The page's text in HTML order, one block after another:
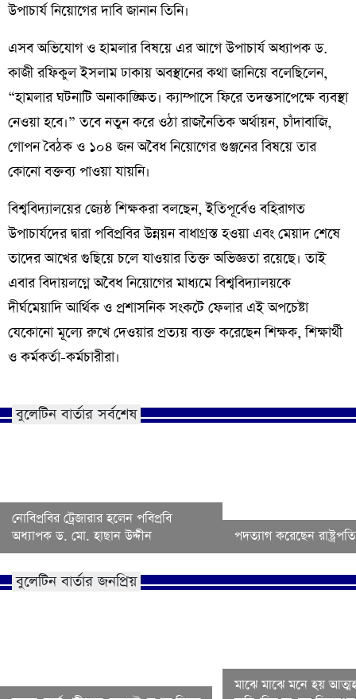
উপাচার্য নিয়োগের দাবি জানান তিনি।
​এসব অভিযোগ ও হামলার বিষয়ে এর আগে উপাচার্য অধ্যাপক ড.
কাজী রফিকুল ইসলাম ঢাকায় অবস্থানের কথা জানিয়ে বলেছিলেন,
“হামলার ঘটনাটি অনাকাঙ্ক্ষিত। ক্যাম্পাসে ফিরে তদন্তসাপেক্ষে ব্যবস্থা
নেওয়া হবে।” তবে নতুন করে ওঠা রাজনৈতিক অর্থায়ন, চাঁদাবাজি,
গোপন বৈঠক ও ১০৪ জন অবৈধ নিয়োগের গুঞ্জনের বিষয়ে তার
কোনো বক্তব্য পাওয়া যায়নি।
​বিশ্ববিদ্যালয়ের জ্যেষ্ঠ শিক্ষকরা বলছেন, ইতিপূর্বেও বহিরাগত
উপাচার্যদের দ্বারা পবিপ্রবির উন্নয়ন বাধাগ্রস্ত হওয়া এবং মেয়াদ শেষে
তাদের আখের গুছিয়ে চলে যাওয়ার তিক্ত অভিজ্ঞতা রয়েছে। তাই
এবার বিদায়লগ্নে অবৈধ নিয়োগের মাধ্যমে বিশ্ববিদ্যালয়কে
দীর্ঘমেয়াদি আর্থিক ও প্রশাসনিক সংকটে ফেলার এই অপচেষ্টা
যেকোনো মূল্যে রুখে দেওয়ার প্রত্যয় ব্যক্ত করেছেন শিক্ষক, শিক্ষার্থী
ও কর্মকর্তা-কর্মচারীরা।
বুলেটিন বার্তার সর্বশেষ
নোবিপ্রবির ট্রেজারার হলেন পবিপ্রবি
অধ্যাপক ড. মো. হাছান উদ্দীন
পদত্যাগ করেছেন
বুলেটিন বার্তার জনপ্রিয়
মাঝে মাঝে মনে হয়